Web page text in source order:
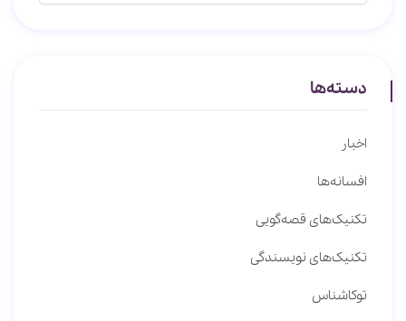
دسته‌ها
اخبار
افسانه‌ها
تکنیک‌های قصه‌گویی
تکنیک‌های نویسندگی
توکاشناس